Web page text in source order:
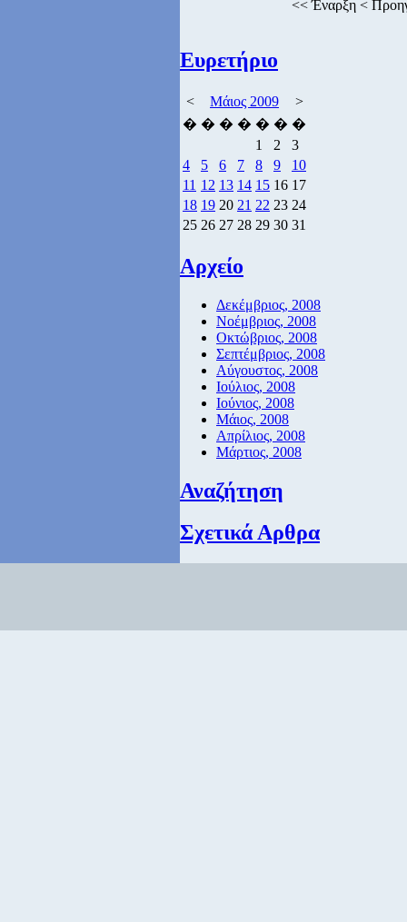
<<Έναρξη<
Ευρετήριο
< Μάιος 2009
>
� � � � � � �
1
2
3
4
5 6 7 8 9
10
11 12 13 14 15 16 17
18 19 20 21 22 23 24
25 26 27 28 29 30 31
Αρχείο
Δεκέμβριος, 2008
Νοέμβριος, 2008
Οκτώβριος, 2008
Σεπτέμβριος, 2008
Αύγουστος, 2008
Ιούλιος, 2008
Ιούνιος, 2008
Μάιος, 2008
Απρίλιος, 2008
Μάρτιος, 2008
Αναζήτηση
Σχετικά Αρθρα